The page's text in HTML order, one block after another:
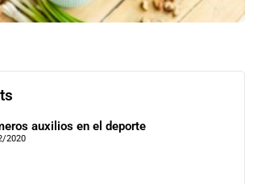
auxilios en el deporte
2020